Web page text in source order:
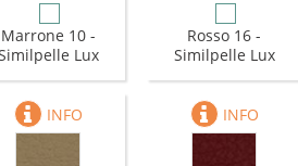
Marrone 10 -
Lux
Rosso 16 -
Similpelle Lux